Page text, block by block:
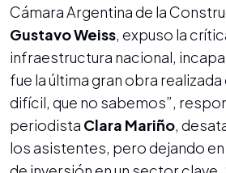
Cámara Argentina de la
Gustavo Weiss, expuso la
infraestructura nacional,
fue la última gran obra realizada
difícil, que no sabemos”,
periodista Clara Mariño,
los asistentes, pero dejando